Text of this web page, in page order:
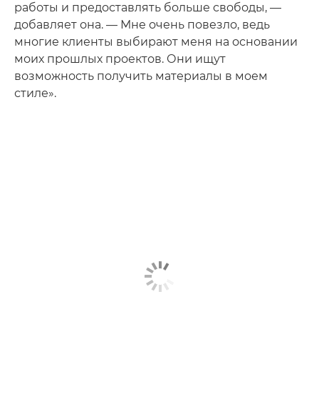
работы и предоставлять больше свободы, —
добавляет она. — Мне очень повезло, ведь
многие клиенты выбирают меня на основании
моих прошлых проектов. Они ищут
возможность получить материалы в моем
стиле».